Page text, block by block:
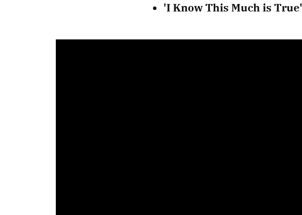
'I Know This Much is True'